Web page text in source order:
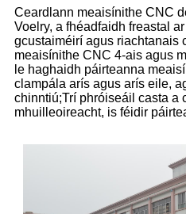
Ceardlann meaisínithe CNC
Voelry, a fhéadfaidh freastal
gcustaiméirí agus riachtanais
meaisínithe CNC 4-ais agus
le haghaidh páirteanna
clampála arís agus arís eile,
chinntiú;Trí phróiseáil casta a
mhuilleoireacht, is féidir